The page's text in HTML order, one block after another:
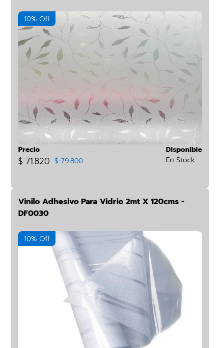
10% Off
Precio
$ 71.820 $ 79.800
Disponible
En Stock
Vinilo Adhesivo Para Vidrio 2mt X 120cms -
DF0030
10% Off